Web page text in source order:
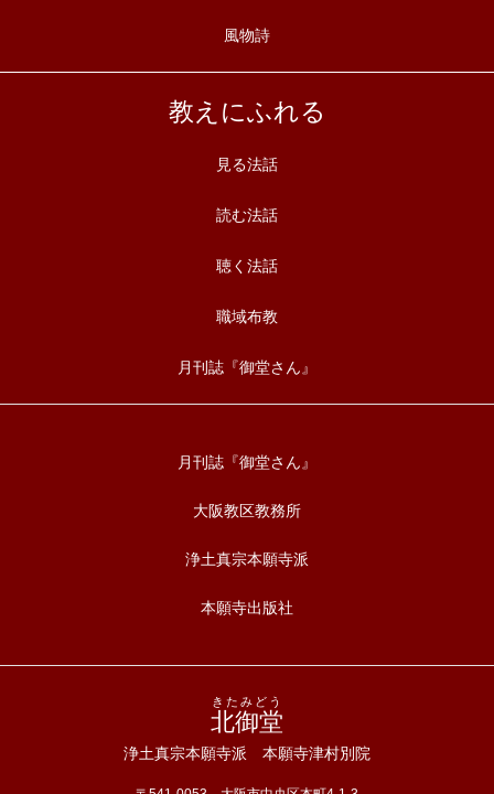
風物詩
教えにふれる
見る法話
読む法話
聴く法話
職域布教
月刊誌『御堂さん』
月刊誌『御堂さん』
大阪教区教務所
浄土真宗本願寺派
本願寺出版社
北御堂
きたみどう
浄土真宗本願寺派 本願寺津村別院